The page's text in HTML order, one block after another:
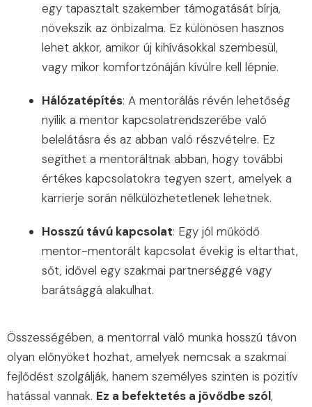
egy tapasztalt szakember támogatását bírja,
növekszik az önbizalma. Ez különösen hasznos
lehet akkor, amikor új kihívásokkal szembesül,
vagy mikor komfortzónáján kívülre kell lépnie.
Hálózatépítés: A mentorálás révén lehetőség
nyílik a mentor kapcsolatrendszerébe való
belelátásra és az abban való részvételre. Ez
segíthet a mentoráltnak abban, hogy további
értékes kapcsolatokra tegyen szert, amelyek a
karrierje során nélkülözhetetlenek lehetnek.
Hosszú távú kapcsolat: Egy jól működő
mentor-mentorált kapcsolat évekig is eltarthat,
sőt, idővel egy szakmai partnerséggé vagy
barátsággá alakulhat.
Összességében, a mentorral való munka hosszú távon
olyan előnyöket hozhat, amelyek nemcsak a szakmai
fejlődést szolgálják, hanem személyes szinten is pozitív
hatással vannak. Ez a befektetés a jövődbe szól,